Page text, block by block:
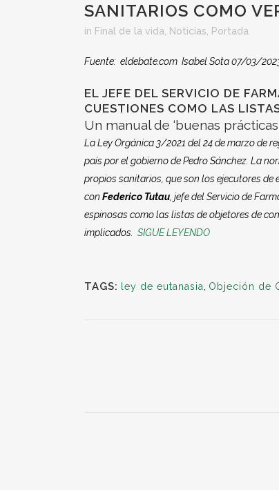
SANITARIOS COMO
in Final de la vida Noticias Portada
Fuente: eldebate.com Isabel Sota07/03/
EL JEFE DEL SERVICIO DE
CUESTIONES COMO LAS
Un manual de ‘buenas
La Ley Orgánica 3/2021 del 24 de marzo de
país por el gobierno de Pedro Sánchez. La
propios sanitarios, que son los ejecutores
con Federico Tutau , jefe del Servicio de
espinosas como las listas de objetores de
implicados. SIGUE LEYENDO
TAGS: ley de eutanasia Objeción de